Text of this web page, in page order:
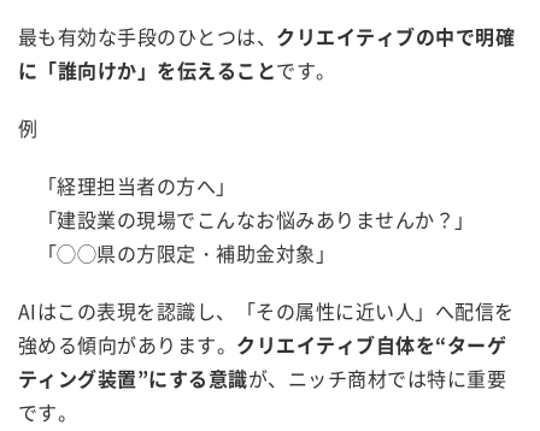
最も有効な手段のひとつは、 クリエイティブの中で明確
に「誰向けか」を伝えることです。
例
「経理担当者の方へ」
「建設業の現場でこんなお悩みありませんか？」
「◯◯県の方限定・補助金対象」
AIはこの表現を認識し、「その属性に近い人」へ配信を
強める傾向があります。 クリエイティブ自体を“ターゲ
ティング装置”にする意識が、ニッチ商材では特に重要
です。